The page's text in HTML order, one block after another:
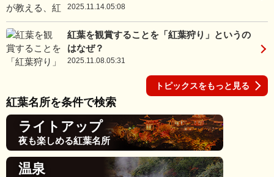
2025.11.14.05:08
紅葉を観賞することを「紅葉狩り」というの
はなぜ？
2025.11.08.05:31
トピックスをもっと見る
紅葉名所を条件で検索
ライトアップ
夜も楽しめる紅葉名所
温泉